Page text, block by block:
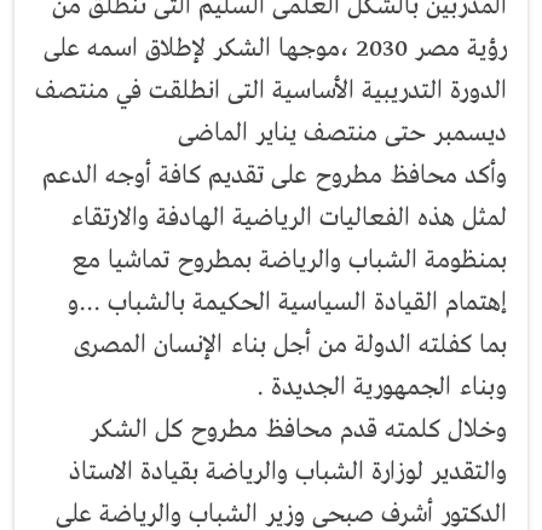
رؤية مصر 2030 ،موجها الشكر لإطلاق اسمه على
الدورة التدريبية الأساسية التى انطلقت في منتصف
ديسمبر حتى منتصف يناير الماضى
وأكد محافظ مطروح على تقديم كافة أوجه الدعم
لمثل هذه الفعاليات الرياضية الهادفة والارتقاء
بمنظومة الشباب والرياضة بمطروح تماشيا مع
إهتمام القيادة السياسية الحكيمة بالشباب ...و
بما كفلته الدولة من أجل بناء الإنسان المصرى
وبناء الجمهورية الجديدة .
وخلال كلمته قدم محافظ مطروح كل الشكر
والتقدير لوزارة الشباب والرياضة بقيادة الاستاذ
الدكتور أشرف صبحى وزير الشباب والرياضة على